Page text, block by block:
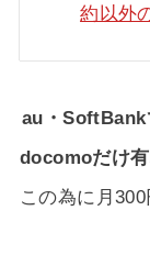
約以外
au・SoftBank
docomoだけ
この為に月